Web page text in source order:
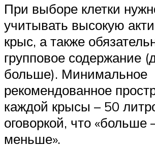
При выборе клетки
учитывать высокую
крыс, а также
групповое содержание
больше). Минимальное
рекомендованное
каждой крысы – 50
оговоркой, что «больше
меньше».